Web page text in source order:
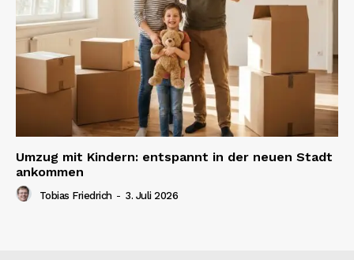
Umzug mit Kindern: entspannt in der neuen Stadt
ankommen
Tobias Friedrich - 3. Juli 2026